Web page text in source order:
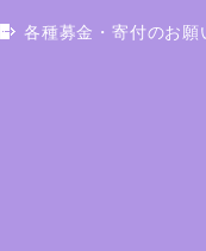
各種募金・寄付のお願